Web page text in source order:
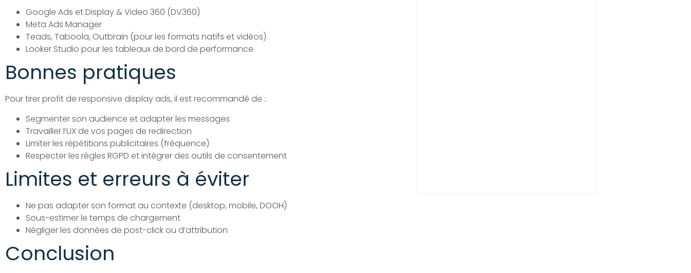
Google Ads et Display & Video 360 (DV360)
Meta Ads Manager
Teads, Taboola, Outbrain (pour les formats natifs et vidéos)
Looker Studio pour les tableaux de bord de performance
Bonnes pratiques
Pour tirer profit de responsive display ads, il est recommandé de :
Segmenter son audience et adapter les messages
Travailler l’UX de vos pages de redirection
Limiter les répétitions publicitaires (fréquence)
Respecter les règles RGPD et intégrer des outils de consentement
Limites et erreurs à éviter
Ne pas adapter son format au contexte (desktop, mobile, DOOH)
Sous-estimer le temps de chargement
Négliger les données de post-click ou d’attribution
Conclusion